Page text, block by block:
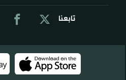
تابعنا